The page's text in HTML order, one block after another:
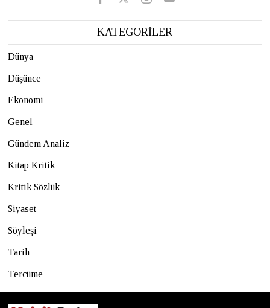
KATEGORİLER
Dünya
Düşünce
Ekonomi
Genel
Gündem Analiz
Kitap Kritik
Kritik Sözlük
Siyaset
Söyleşi
Tarih
Tercüme